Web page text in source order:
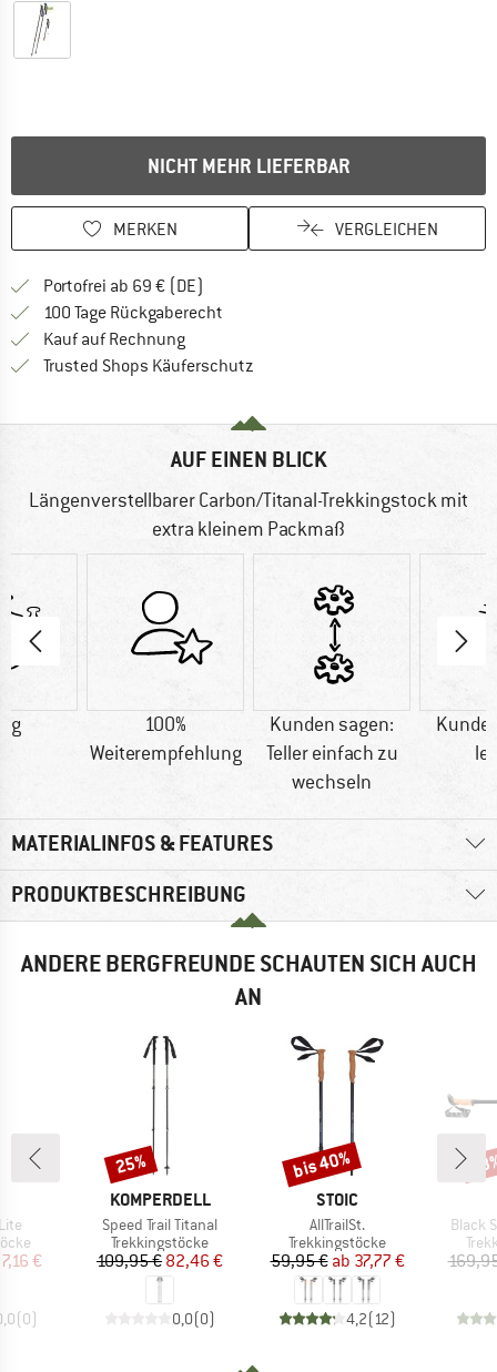
NICHT MEHR LIEFERBAR
MERKEN VERGLEICHEN
Portofrei ab 69 € (DE)
100 Tage Rückgaberecht
Kauf auf RechnungFinde die Zahlungs-Infos hier! Öffnet
Trusted Shops Käuferschutz
AUF EINEN BLICK
Längenverstellbarer Carbon/Titanal-Trekkingstock mit
extra kleinem Packmaß
g
100%
Weiterempfehlung
Kunden sagen:
Teller einfach zu
wechseln
MATERIALINFOS & FEATURES
PRODUKTBESCHREIBUNG
ANDERE BERGFREUNDE SCHAUTEN SICH AUCH
AN
Preis
€
(0)
MARKE
KOMPERDELL
Artikel
Speed Trail Titanal
Produktgruppe
Trekkingstöcke
Preis
109,95 €reduzierter Preis
82,46 €
0,0(0)
Rabatt
25%
MARKE
STOIC
Artikel
AllTrailSt.
Produktgruppe
Trekkingstöcke
Preis
59,95 € reduzierter Preis
ab 37,77 €
4,2(12)
Rabatt
bis 40%
Artikel
Black